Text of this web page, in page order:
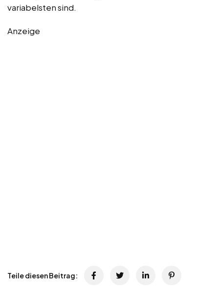
variabelsten sind.
Anzeige
Teile diesen Beitrag: